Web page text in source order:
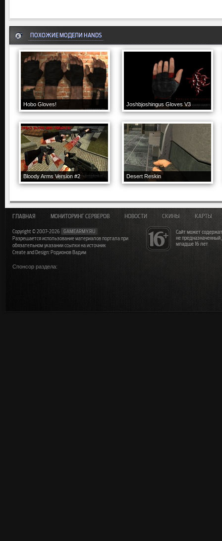
ПОХОЖИЕ МОДЕЛИ HANDS
Hobo Gloves! Joshbjoshingus Gloves V3
Bloody Arms Version #2 Desert Reskin
Сайт может
не
младше 16 лет
ГЛАВНАЯ МОНИТОРИНГ СЕРВЕРОВ НОВОСТИ СКИНЫ КАРТЫ
Copyright © 2007-2026
GAMEARMY.RU
Разрешается использование материалов портала при
обязательном указании ссылки на источник
Create and Design: Родионов Вадим
Спонсор раздела: